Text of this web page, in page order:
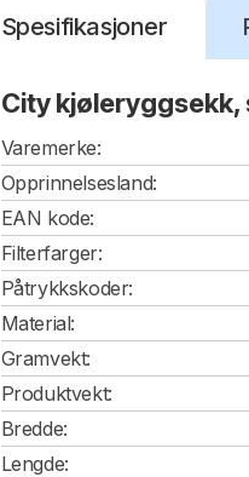
Spesifikasjoner
City kjøleryggsekk,
Varemerke:
Opprinnelsesland:
EAN kode:
Filterfarger:
Påtrykkskoder:
Material:
Gramvekt:
Produktvekt:
Bredde:
Lengde: